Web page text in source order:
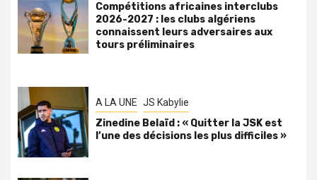
Compétitions africaines interclubs
2026-2027 : les clubs algériens
connaissent leurs adversaires aux
tours préliminaires
A LA UNE JS Kabylie
Zinedine Belaïd : « Quitter la JSK est
l’une des décisions les plus difficiles »